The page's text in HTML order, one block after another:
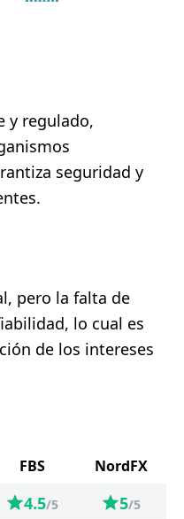
y regulado,
seguridad y
pero la falta de
lo cual es
de los intereses
FBS
NordFX
4.5/5 5/5